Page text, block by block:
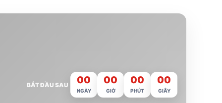
BẮT ĐẦU SAU 00
NGÀY
00
GIỜ
00
PHÚT
00
GIÂY